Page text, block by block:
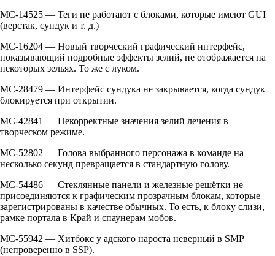
MC-14525 — Теги не работают с блоками, которые имеют GUI
(верстак, сундук и т. д.)
MC-16204 — Новый творческий графический интерфейс,
показывающий подробные эффекты зелий, не отображается на
некоторых зельях. То же с луком.
MC-28479 — Интерфейс сундука не закрывается, когда сундук
блокируется при открытии.
MC-42841 — Некорректные значения зелий лечения в
творческом режиме.
MC-52802 — Голова выбранного персонажа в команде на
несколько секунд превращается в стандартную голову.
MC-54486 — Стеклянные панели и железные решётки не
присоединяются к графическим прозрачным блокам, которые
зарегистрированы в качестве обычных. То есть, к блоку слизи,
рамке портала в Край и спаунерам мобов.
MC-55942 — Хитбокс у адского нароста неверный в SMP
(непроверенно в SSP).